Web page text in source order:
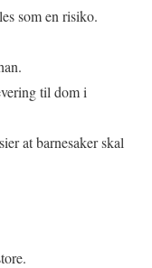
som en risiko.
til dom i
at barnesaker skal